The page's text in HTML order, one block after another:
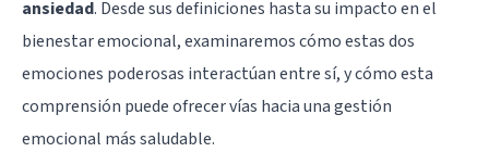
ansiedad. Desde sus definiciones hasta su impacto en el
bienestar emocional, examinaremos cómo estas dos
emociones poderosas interactúan entre sí, y cómo esta
comprensión puede ofrecer vías hacia una gestión
emocional más saludable.